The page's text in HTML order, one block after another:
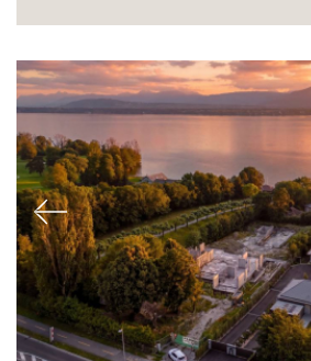
Previous